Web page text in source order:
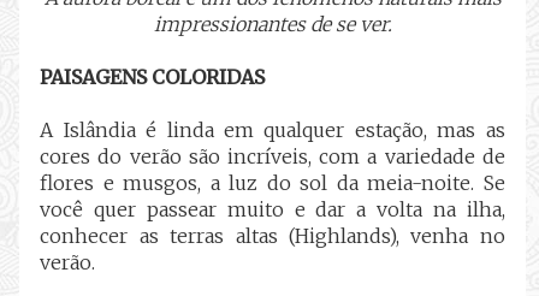
impressionantes de se ver.
PAISAGENS COLORIDAS
A Islândia é linda em qualquer estação, mas as
cores do verão são incríveis, com a variedade de
flores e musgos, a luz do sol da meia-noite. Se
você quer passear muito e dar a volta na ilha,
conhecer as terras altas (Highlands), venha no
verão.